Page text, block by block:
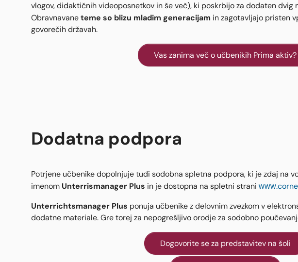
vlogov, didaktičnih videoposnetkov in še več), ki poskrbijo za dodaten
Obravnavane teme so blizu mladim generacijam in zagotavljajo pristen
govorečih državah.
Vas zanima več o učbenikih Prima aktiv?
Dodatna podpora
Potrjene učbenike dopolnjuje tudi sodobna spletna podpora, ki je zdaj na
imenom Unterrismanager Plus in je dostopna na spletni strani
Unterrichtsmanager Plus ponuja učbenike z delovnim zvezkom v
dodatne materiale. Gre torej za nepogrešljivo orodje za sodobno
Dogovorite se za predstavitev na šoli